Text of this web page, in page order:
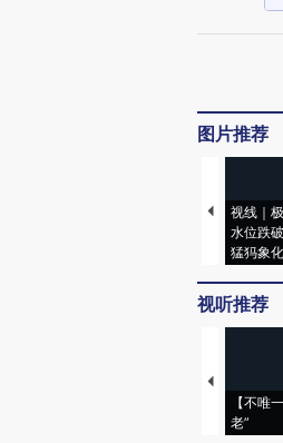
图片推荐
视线｜
水位跌
猛犸象
视听推荐
【不唯
老”